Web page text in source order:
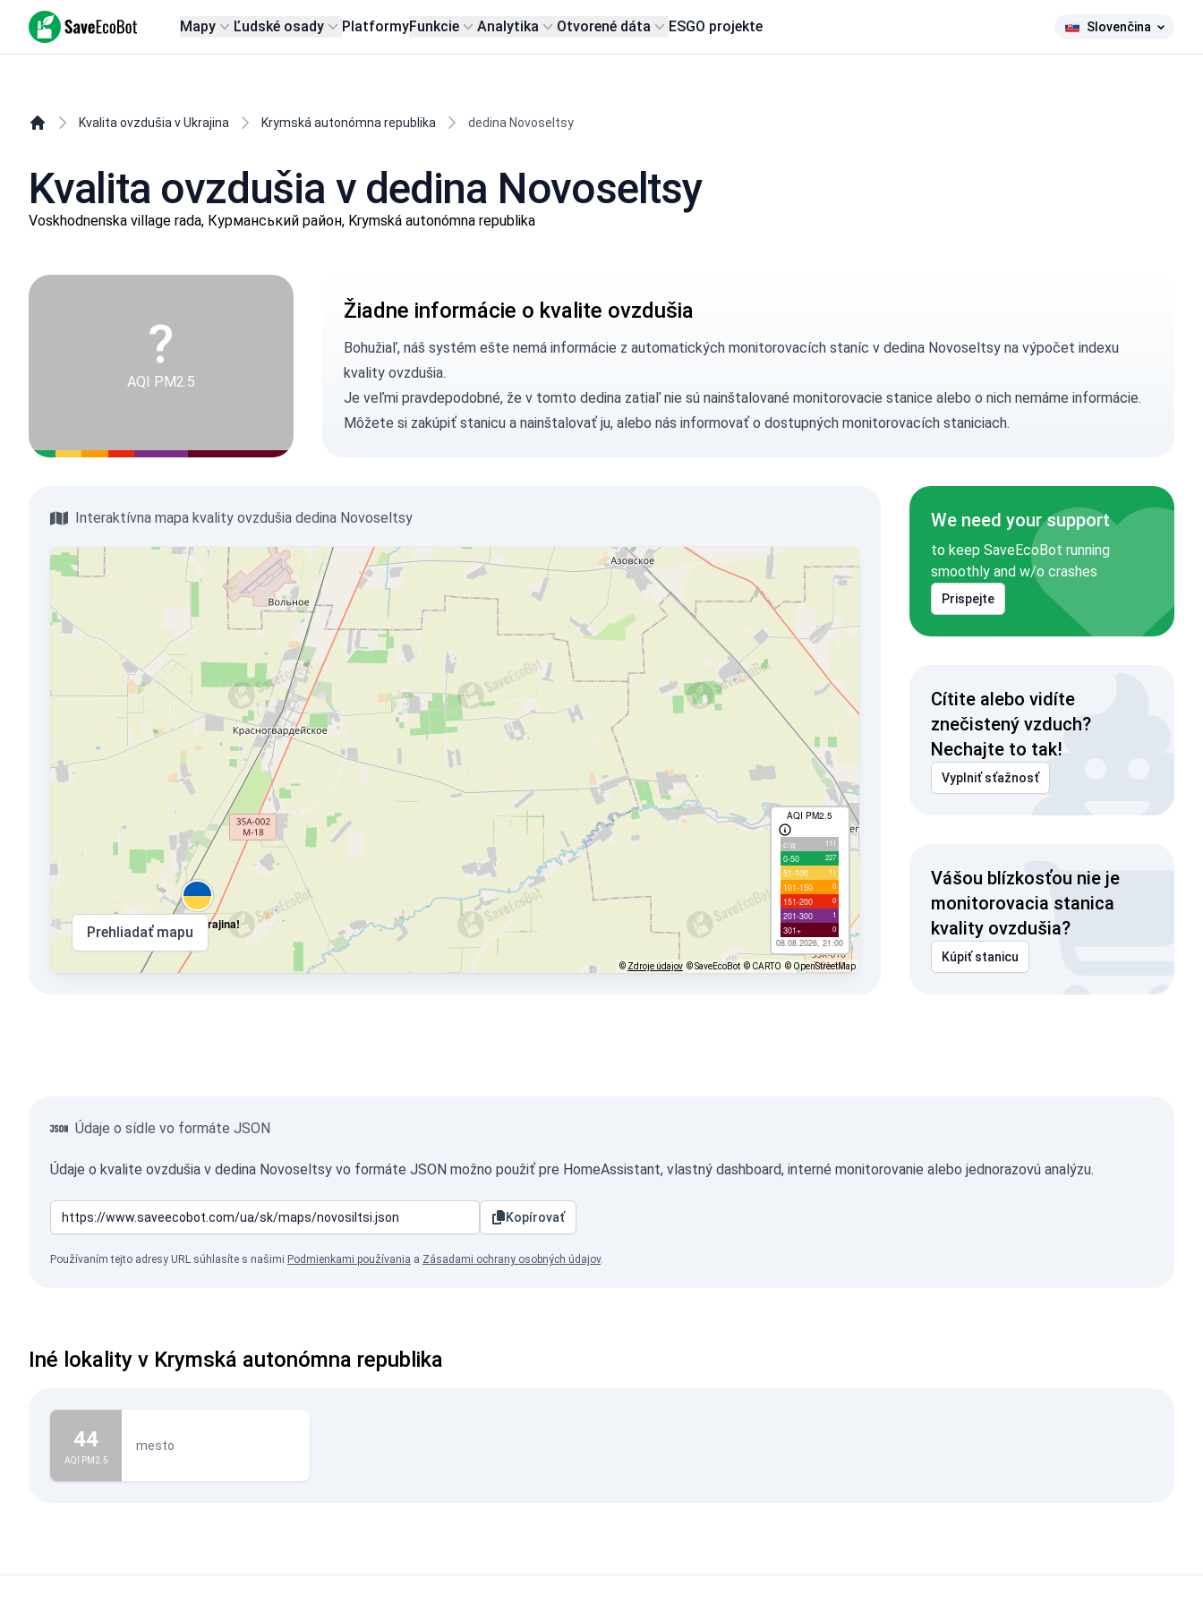
SaveEcoBot Mapy Ľudské osady PlatformyFunkcie Analytika Otvorené dáta ESGO projekte Slovenčina
Kvalita ovzdušia v Ukrajina Krymská autonómna republika dedina Novoseltsy
Kvalita ovzdušia v dedina Novoseltsy
Voskhodnenska village rada, Курманський район, Krymská autonómna republika
?
AQI PM2.5
Žiadne informácie o kvalite ovzdušia
Bohužiaľ, náš systém ešte nemá informácie z automatických monitorovacích staníc v dedina Novoseltsy na výpočet indexu
kvality ovzdušia.
Je veľmi pravdepodobné, že v tomto dedina zatiaľ nie sú nainštalované monitorovacie stanice alebo o nich nemáme informácie.
Môžete si zakúpiť stanicua nainštalovať ju, alebo nás informovaťo dostupných monitorovacích staniciach.
Interaktívna mapa kvality ovzdušia dedina Novoseltsy
Krym je Ukrajina!
AQI PM2.5
с/д 111
0-50 227
51-100 11
101-150 0
151-200 0
201-300 1
301+ 0
08.08.2026, 21:00
Prehliadať mapu
© Zdroje údajov © SaveEcoBot © CARTO © OpenStreetMap
We need your support
to keep SaveEcoBot running
smoothly and w/o crashes
Prispejte
Cítite alebo vidíte
znečistený vzduch?
Nechajte to tak!
Vyplniť sťažnosť
Vášou blízkosťou nie je
monitorovacia stanica
kvality ovzdušia?
Kúpiť stanicu
Údaje o sídle vo formáte JSON
Údaje o kvalite ovzdušia v dedina Novoseltsy vo formáte JSON možno použiť pre HomeAssistant, vlastný dashboard, interné monitorovanie alebo jednorazovú analýzu.
Kopírovať
Používaním tejto adresy URL súhlasíte s našimi Podmienkami používania a Zásadami ochrany osobných údajov.
Iné lokality v Krymská autonómna republika
44
AQI PM2.5
mesto